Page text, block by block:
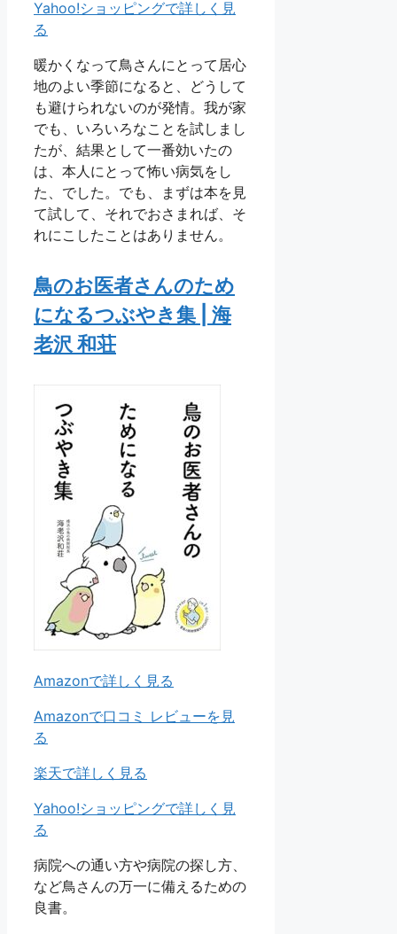
Yahoo!ショッピングで詳しく見
る
暖かくなって鳥さんにとって居心
地のよい季節になると、どうして
も避けられないのが発情。我が家
でも、いろいろなことを試しまし
たが、結果として一番効いたの
は、本人にとって怖い病気をし
た、でした。でも、まずは本を見
て試して、それでおさまれば、そ
れにこしたことはありません。
鳥のお医者さんのため
になるつぶやき集 | 海
老沢 和荘
Amazonで詳しく見る
Amazonで口コミ レビューを見
る
楽天で詳しく見る
Yahoo!ショッピングで詳しく見
る
病院への通い方や病院の探し方、
など鳥さんの万一に備えるための
良書。